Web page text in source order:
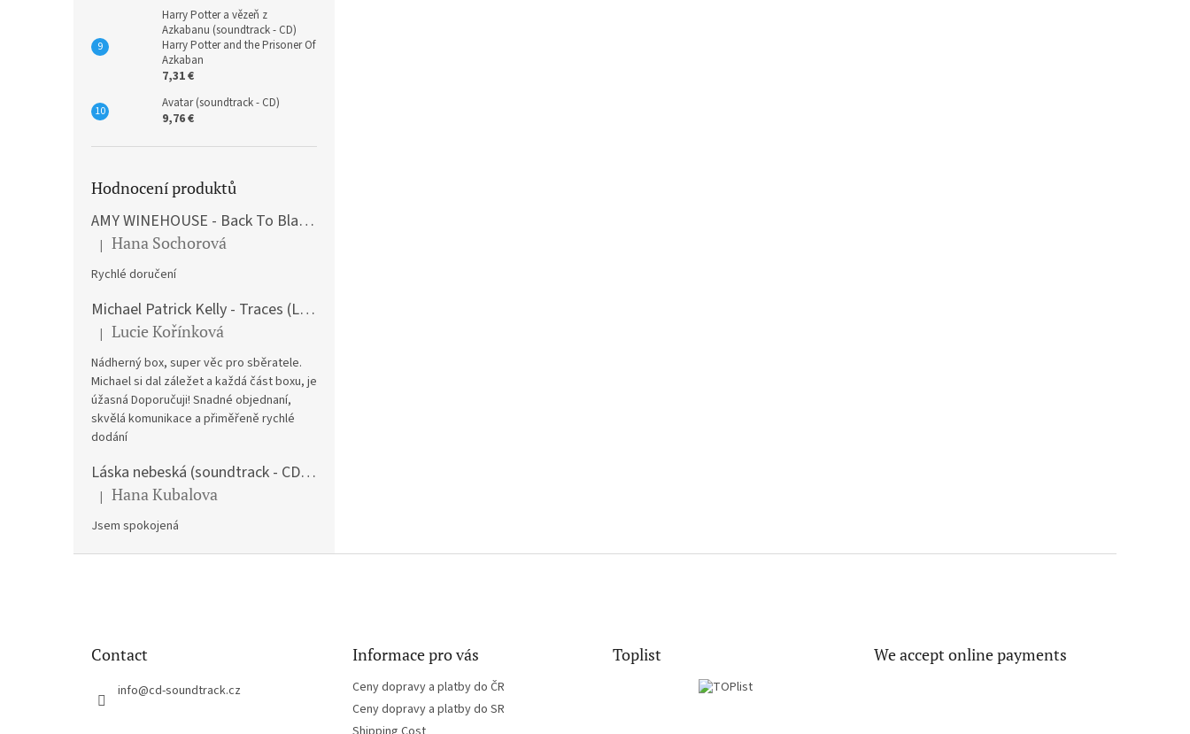
Harry Potter a vězeň z
Azkabanu (soundtrack - CD)
Harry Potter and the Prisoner Of
Azkaban
7,31 €
Avatar (soundtrack - CD)
9,76 €
Hodnocení produktů
AMY WINEHOUSE - Back To Black (LP)
The product rating is 5 out of 5 stars.
| Hana Sochorová
Rychlé doručení
Michael Patrick Kelly - Traces (Limited Edition) (Premium Box-Set) (LP)
The product rating is 5 out of 5 stars.
| Lucie Kořínková
Nádherný box, super věc pro sběratele.
Michael si dal záležet a každá část boxu, je
úžasná Doporučuji! Snadné objednaní,
skvělá komunikace a přiměřeně rychlé
dodání
Láska nebeská (soundtrack - CD) Love Actually
The product rating is 5 out of 5 stars.
| Hana Kubalova
Jsem spokojená
Contact
info@cd-soundtrack.cz
Informace pro vás
Ceny dopravy a platby do ČR
Ceny dopravy a platby do SR
Toplist We accept online payments